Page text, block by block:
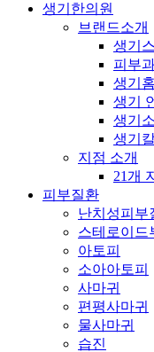
생기한의원
브랜드소개
생기
피부
생기
생기
생기
생기
지점 소개
21개
피부질환
난치성피부
스테로이드
아토피
소아아토피
사마귀
편평사마귀
물사마귀
습진